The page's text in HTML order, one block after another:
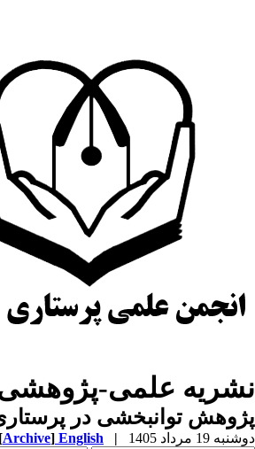
علمی-پژوهشی
توانبخشی در پرستاری
19 مرداد 1405 |
English
[Archive]